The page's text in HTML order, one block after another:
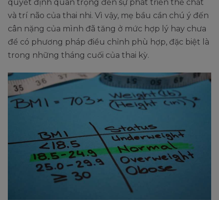
quyết định quan trọng đến sự phát triển thể chất
và trí não của thai nhi. Vì vậy, mẹ bầu cần chú ý đến
cân nặng của mình đã tăng ở mức hợp lý hay chưa
để có phương pháp điều chỉnh phù hợp, đặc biệt là
trong những tháng cuối của thai kỳ.